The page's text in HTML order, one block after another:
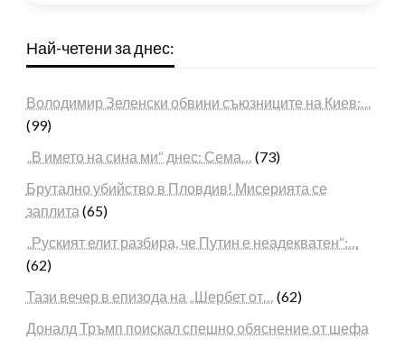
Най-четени за днес:
Володимир Зеленски обвини съюзниците на Киев:…
(99)
„В името на сина ми“ днес: Сема… (73)
Брутално убийство в Пловдив! Мисерията се
заплита (65)
„Руският елит разбира, че Путин е неадекватен“:…
(62)
Тази вечер в епизода на „Шербет от… (62)
Доналд Тръмп поискал спешно обяснение от шефа